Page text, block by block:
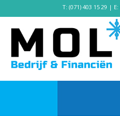
T: (071) 403 15 29 | E: